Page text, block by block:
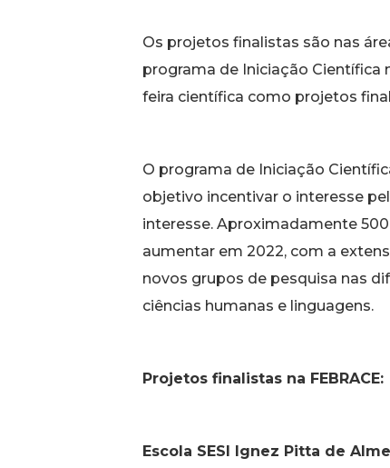
Os projetos finalistas são nas
programa de Iniciação Científica
feira científica como projetos
O programa de Iniciação
objetivo incentivar o interesse
interesse. Aproximadamente
aumentar em 2022, com a
novos grupos de pesquisa nas
ciências humanas e linguagens.
Projetos finalistas na FEBRACE:
Escola SESI Ignez Pitta de